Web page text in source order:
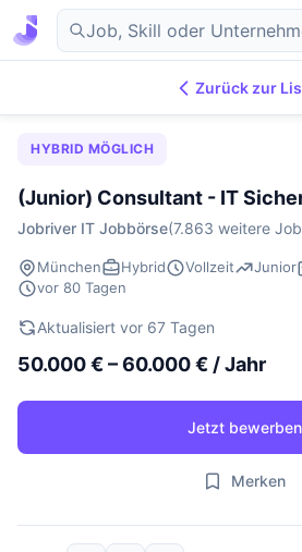
DE
Zurück zur
HYBRID MÖGLICH
(Junior) Consultant - IT
Jobriver IT Jobbörse(7.863 weitere
München Hybrid Vollzeit Junior
vor 80 Tagen
Aktualisiert vor 67 Tagen
50.000 € – 60.000 € / Jahr
Jetzt bewerben
Merken